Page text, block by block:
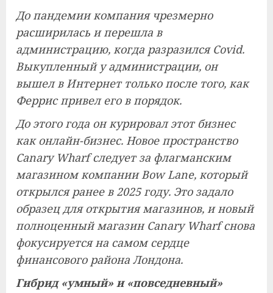
До пандемии компания чрезмерно
расширилась и перешла в
администрацию, когда разразился Covid.
Выкупленный у администрации, он
вышел в Интернет только после того, как
Феррис привел его в порядок.
До этого года он курировал этот бизнес
как онлайн-бизнес. Новое пространство
Canary Wharf следует за флагманским
магазином компании Bow Lane, который
открылся ранее в 2025 году. Это задало
образец для открытия магазинов, и новый
полноценный магазин Canary Wharf снова
фокусируется на самом сердце
финансового района Лондона.
Гибрид «умный» и «повседневный»